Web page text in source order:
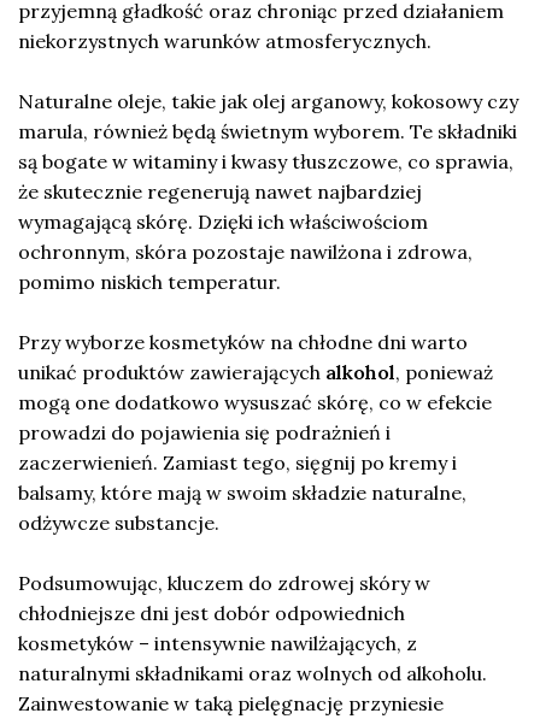
przyjemną gładkość oraz chroniąc przed działaniem
niekorzystnych warunków atmosferycznych.
Naturalne oleje, takie jak olej arganowy, kokosowy czy
marula, również będą świetnym wyborem. Te składniki
są bogate w witaminy i kwasy tłuszczowe, co sprawia,
że skutecznie regenerują nawet najbardziej
wymagającą skórę. Dzięki ich właściwościom
ochronnym, skóra pozostaje nawilżona i zdrowa,
pomimo niskich temperatur.
Przy wyborze kosmetyków na chłodne dni warto
unikać produktów zawierających alkohol, ponieważ
mogą one dodatkowo wysuszać skórę, co w efekcie
prowadzi do pojawienia się podrażnień i
zaczerwienień. Zamiast tego, sięgnij po kremy i
balsamy, które mają w swoim składzie naturalne,
odżywcze substancje.
Podsumowując, kluczem do zdrowej skóry w
chłodniejsze dni jest dobór odpowiednich
kosmetyków – intensywnie nawilżających, z
naturalnymi składnikami oraz wolnych od alkoholu.
Zainwestowanie w taką pielęgnację przyniesie